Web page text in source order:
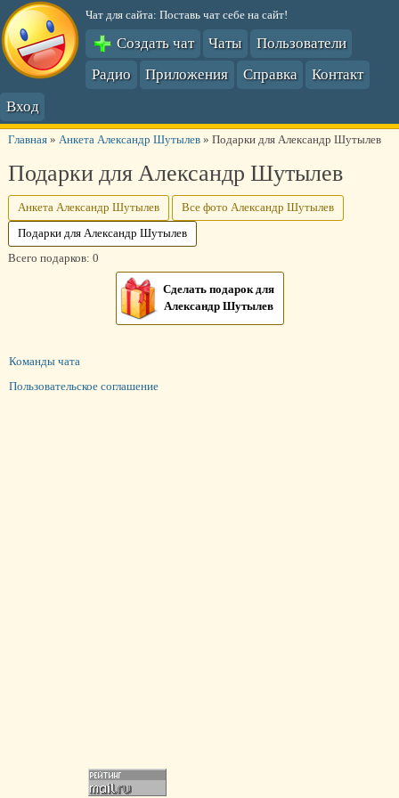
Чат для сайта: Поставь чат себе на сайт!
Создать чат Чаты
Пользователи
Радио
Приложения Справка
Контакт
Вход
Главная» Анкета Александр Шутылев» Подарки для Александр Шутылев
Подарки для Александр Шутылев
Анкета Александр Шутылев Все фото Александр Шутылев
Подарки для Александр Шутылев
Всего подарков: 0
Сделать подарок для
Александр Шутылев
Команды чата
Пользовательское соглашение